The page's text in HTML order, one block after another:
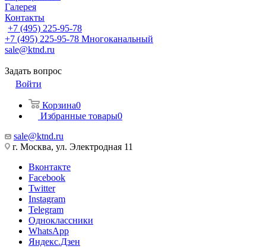
Галерея
Контакты
+7 (495) 225-95-78
+7 (495) 225-95-78 Многоканальный
sale@ktnd.ru
Задать вопрос
Войти
Корзина0
Избранные товары0
sale@ktnd.ru
г. Москва, ул. Электродная 11
Вконтакте
Facebook
Twitter
Instagram
Telegram
Одноклассники
WhatsApp
Яндекс.Дзен